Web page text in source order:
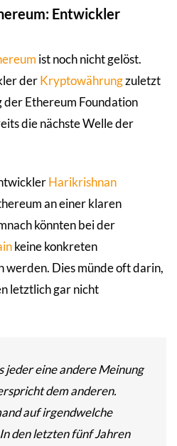
Entwickler
ist noch nicht gelöst.
derKryptowährungzuletzt
Ethereum Foundation
die nächste Welle der
Harikrishnan
an einer klaren
könnten bei der
keine konkreten
werden. Dies münde oft darin,
letztlich gar nicht
jeder eine andere Meinung
dem anderen.
auf irgendwelche
den letzten fünf Jahren